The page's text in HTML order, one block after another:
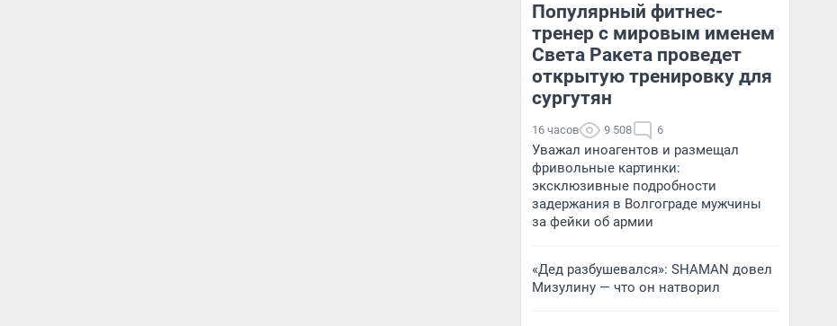
Анастасия Завгородняя
Популярный фитнес-
тренер с мировым именем
Света Ракета проведет
открытую тренировку для
сургутян
16 часов 9 508 6
Уважал иноагентов и размещал
фривольные картинки:
эксклюзивные подробности
задержания в Волгограде мужчины
за фейки об армии
«Дед разбушевался»: SHAMAN довел
Мизулину — что он натворил